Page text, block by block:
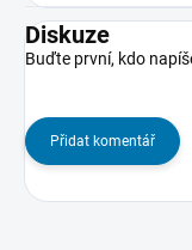
Diskuze
Buďte první, kdo
Přidat komentář